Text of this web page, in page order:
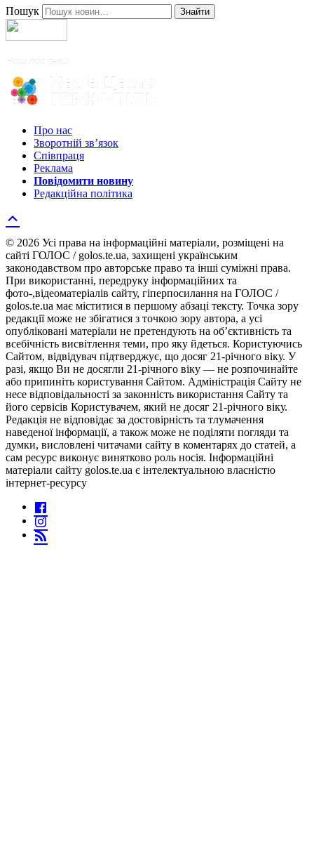
Пошук Знайти
Про нас
Зворотній зв’язок
Співпраця
Реклама
Повідомити новину
Редакційна політика
© 2026 Усі права на інформаційні матеріали, розміщені на
сайті ГОЛОС / golos.te.ua, захищені українським
законодавством про авторське право та інші суміжні права.
При використанні, передруку інформаційних та
фото-,відеоматеріалів сайту, гіперпосилання на ГОЛОС /
golos.te.ua має міститися в першому абзаці тексту. Точка зору
редакції може не збігатися з точкою зору автора, а усі
опубліковані матеріали не претендують на об’єктивність та
всебічність висвітлення теми, про яку йдеться. Користуючись
Сайтом, відвідувач підтверджує, що досяг 21-річного віку. У
разі, якщо Ви не досягли 21-річного віку — не розпочинайте
або припиніть користування Сайтом. Адміністрація Сайту не
несе відповідальності за законність використання Сайту та
його сервісів Користувачем, який не досяг 21-річного віку.
Редакція не відповідає за достовірність та тлумачення
наведеної інформації, а також може не поділяти погляди та
думки, висловлені читачами сайту в коментарях до статей, а
сам ресурс виконує винятково роль носія. Інформаційні
матеріали сайту golos.te.ua є інтелектуальною власністю
інтернет-ресурсу